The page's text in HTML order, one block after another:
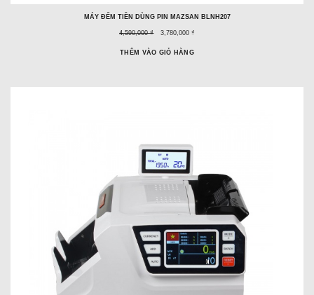
MÁY ĐẾM TIỀN DÙNG PIN MAZSAN BLNH207
Giá
4,590,000 ₫
Giá3,780,000 ₫
THÊM VÀO GIỎ HÀNG